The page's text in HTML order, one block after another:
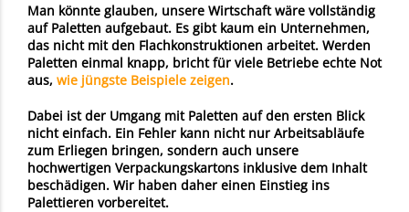
Man könnte glauben, unsere Wirtschaft wäre vollständig
auf Paletten aufgebaut. Es gibt kaum ein Unternehmen,
das nicht mit den Flachkonstruktionen arbeitet. Werden
Paletten einmal knapp, bricht für viele Betriebe echte Not
aus, wie jüngste Beispiele zeigen.
Dabei ist der Umgang mit Paletten auf den ersten Blick
nicht einfach. Ein Fehler kann nicht nur Arbeitsabläufe
zum Erliegen bringen, sondern auch unsere
hochwertigen Verpackungskartons inklusive dem Inhalt
beschädigen. Wir haben daher einen Einstieg ins
Palettieren vorbereitet.